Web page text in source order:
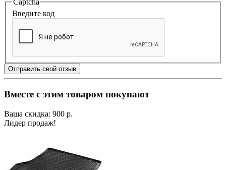
Введите код
Отправить свой отзыв
Вместе с этим товаром покупают
Ваша скидка: 900 р.
Лидер продаж!